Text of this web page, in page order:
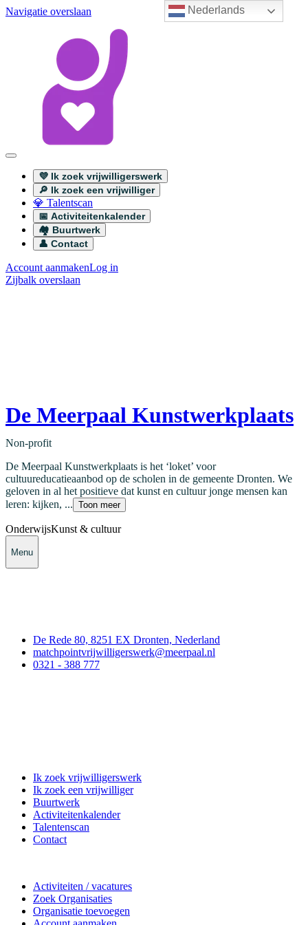
Nederlands
Navigatie overslaan
💜 Ik zoek vrijwilligerswerk
🔎 Ik zoek een vrijwilliger
💎 Talentscan
📅 Activiteitenkalender
🏘️ Buurtwerk
👤 Contact
Account aanmakenLog in
Zijbalk overslaan
De Meerpaal Kunstwerkplaats
Non-profit
De Meerpaal Kunstwerkplaats is het ‘loket’ voor
cultuureducatieaanbod op de scholen in de gemeente Dronten. We
geloven in al het positieve dat kunst en cultuur jonge mensen kan
leren: kijken, ... Toon meer
OnderwijsKunst & cultuur
Menu
De Rede 80, 8251 EX Dronten, Nederland
matchpointvrijwilligerswerk@meerpaal.nl
0321 - 388 777
Ik zoek vrijwilligerswerk
Ik zoek een vrijwilliger
Buurtwerk
Activiteitenkalender
Talentenscan
Contact
Activiteiten / vacatures
Zoek Organisaties
Organisatie toevoegen